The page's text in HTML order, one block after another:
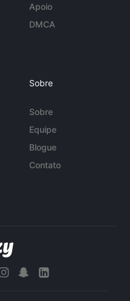
Apoio
DMCA
Sobre
Sobre
Equipe
Blogue
Contato